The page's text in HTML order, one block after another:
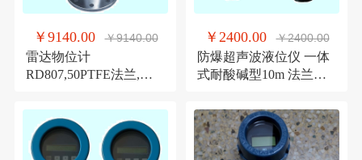
￥9140.00 ￥9140.00
雷达物位计
RD807,50PTFE法兰,强
计
￥2400.00 ￥2400.00
防爆超声波液位仪 一体
式耐酸碱型10m 法兰，2